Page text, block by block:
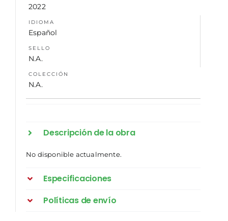
2022
IDIOMA
Español
SELLO
N.A.
COLECCIÓN
N.A.
Descripción de la obra
No disponible actualmente.
Especificaciones
Políticas de envío